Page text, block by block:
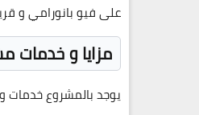
على فيو بانورامي و
مزايا و خدمات
يوجد بالمشروع خدمات